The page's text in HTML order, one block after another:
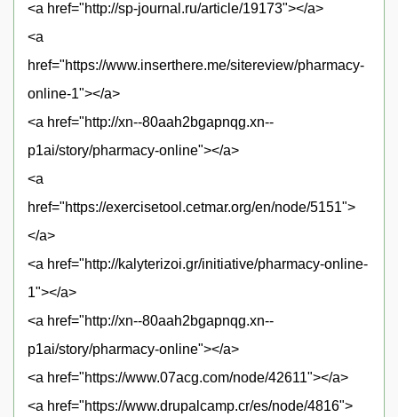
<a href="http://sp-journal.ru/article/19173"></a>
<a
href="https://www.inserthere.me/sitereview/pharmacy-
online-1"></a>
<a href="http://xn--80aah2bgapnqg.xn--
p1ai/story/pharmacy-online"></a>
<a
href="https://exercisetool.cetmar.org/en/node/5151">
</a>
<a href="http://kalyterizoi.gr/initiative/pharmacy-online-
1"></a>
<a href="http://xn--80aah2bgapnqg.xn--
p1ai/story/pharmacy-online"></a>
<a href="https://www.07acg.com/node/42611"></a>
<a href="https://www.drupalcamp.cr/es/node/4816">